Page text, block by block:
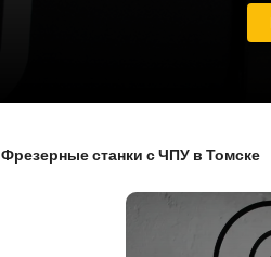
Фрезерные станки с ЧПУ в Томске